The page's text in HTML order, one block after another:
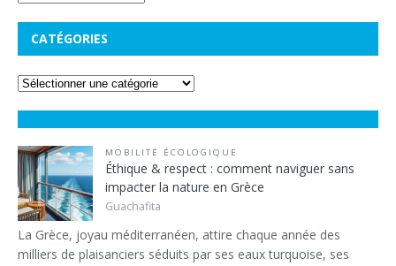
CATÉGORIES
MOBILITÉ ÉCOLOGIQUE
Éthique & respect : comment naviguer sans
impacter la nature en Grèce
Guachafita
La Grèce, joyau méditerranéen, attire chaque année des
milliers de plaisanciers séduits par ses eaux turquoise, ses